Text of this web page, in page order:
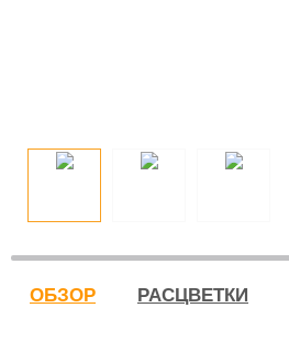
ОБЗОР РАСЦВЕТКИ